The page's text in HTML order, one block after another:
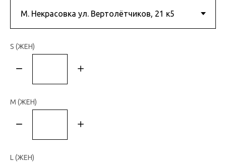
S (ЖЕН)
M (ЖЕН)
L (ЖЕН)